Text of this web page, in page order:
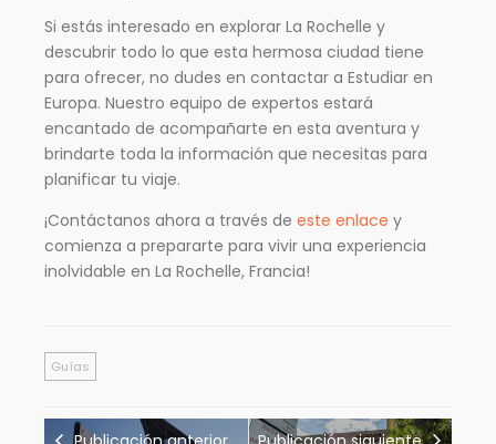
Si estás interesado en explorar La Rochelle y
descubrir todo lo que esta hermosa ciudad tiene
para ofrecer, no dudes en contactar a Estudiar en
Europa. Nuestro equipo de expertos estará
encantado de acompañarte en esta aventura y
brindarte toda la información que necesitas para
planificar tu viaje.
¡Contáctanos ahora a través de este enlace y
comienza a prepararte para vivir una experiencia
inolvidable en La Rochelle, Francia!
Guías